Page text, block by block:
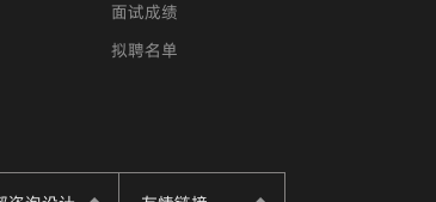
面试成绩
拟聘名单